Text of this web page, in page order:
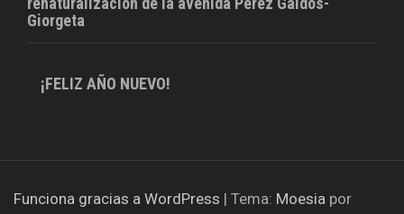
Giorgeta
¡FELIZ AÑO NUEVO!
Funciona gracias a WordPress | Tema: Moesia por